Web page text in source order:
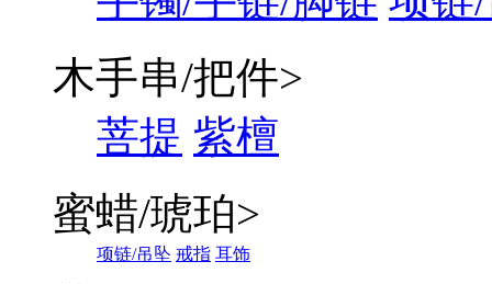
木手串/把件>
菩提 紫檀
蜜蜡/琥珀>
项链/吊坠 戒指 耳饰